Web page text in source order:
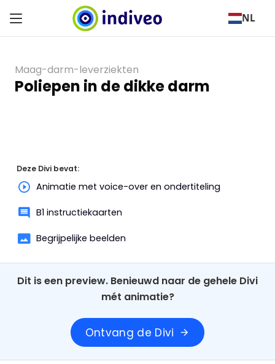
NL
Maag-darm-leverziekten
Poliepen in de dikke darm
Deze Divi bevat:
Animatie met voice-over en ondertiteling
B1 instructiekaarten
Begrijpelijke beelden
Dit is een preview. Benieuwd naar de gehele Divi
mét animatie?
Ontvang de Divi arrow_forward